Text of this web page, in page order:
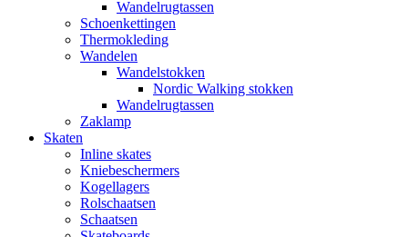
Wandelrugtassen
Schoenkettingen
Thermokleding
Wandelen
Wandelstokken
Nordic Walking stokken
Wandelrugtassen
Zaklamp
Skaten
Inline skates
Kniebeschermers
Kogellagers
Rolschaatsen
Schaatsen